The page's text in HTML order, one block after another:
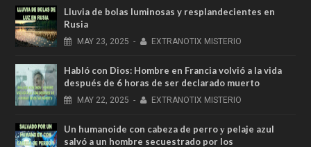
Lluvia de bolas luminosas y resplandecientes en
Rusia
MAY 23, 2025 - EXTRANOTIX MISTERIO
Habló con Dios: Hombre en Francia volvió a la vida
después de 6 horas de ser declarado muerto
MAY 22, 2025 - EXTRANOTIX MISTERIO
Un humanoide con cabeza de perro у pelaje azul
salvó a un hombre secuestrado por los